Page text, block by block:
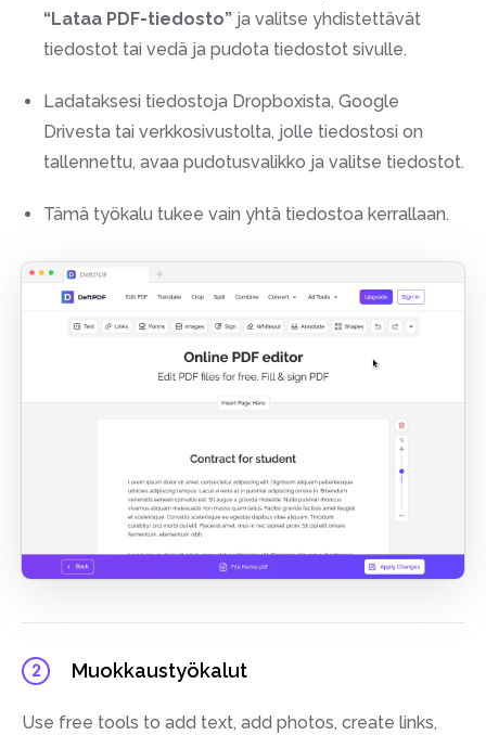
“Lataa PDF-tiedosto” ja valitse yhdistettävät
tiedostot tai vedä ja pudota tiedostot sivulle.
Ladataksesi tiedostoja Dropboxista, Google
Drivesta tai verkkosivustolta, jolle tiedostosi on
tallennettu, avaa pudotusvalikko ja valitse tiedostot.
Tämä työkalu tukee vain yhtä tiedostoa kerrallaan.
2 Muokkaustyökalut
Use free tools to add text, add photos, create links,